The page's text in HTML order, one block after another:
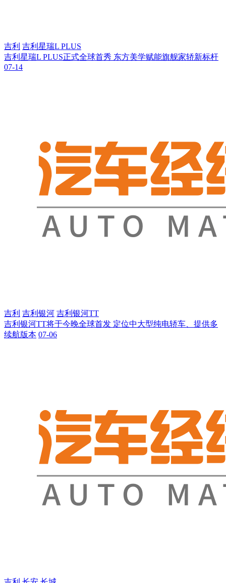
吉利 吉利星瑞L PLUS
吉利星瑞L PLUS正式全球首秀 东方美学赋能旗舰家轿新标杆
07-14
吉利 吉利银河 吉利银河TT
吉利银河TT将于今晚全球首发 定位中大型纯电轿车、提供多
续航版本 07-06